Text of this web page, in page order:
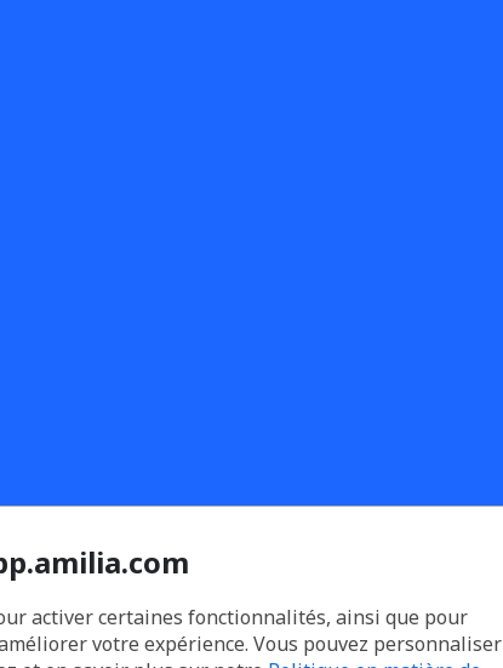
activer certaines fonctionnalités, ainsi que pour
votre expérience. Vous pouvez personnaliser